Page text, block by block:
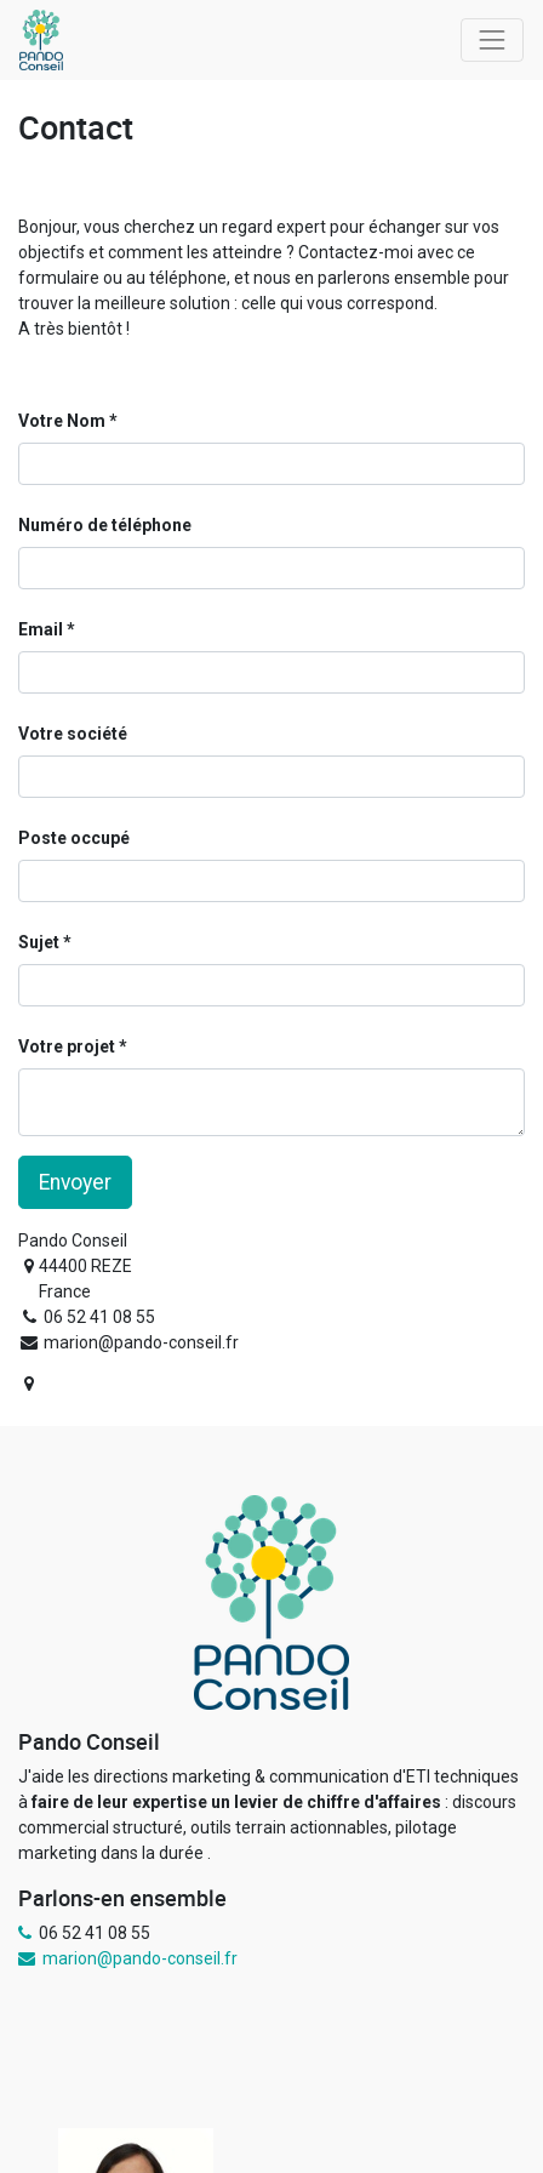
Contact
Bonjour, vous cherchez un regard expert pour échanger sur vos
objectifs et comment les atteindre ? Contactez-moi avec ce
formulaire ou au téléphone, et nous en parlerons ensemble pour
trouver la meilleure solution : celle qui vous correspond.
A très bientôt !
Votre Nom
Numéro de téléphone
Email
Votre société
Poste occupé
Sujet
Votre projet
Envoyer
Pando Conseil
44400 REZE
France
06 52 41 08 55
marion@pando-conseil.fr
Pando Conseil
J'aide les directions marketing & communication d'ETI techniques
àfaire de leur expertise un levier de chiffre d'affaires : discours
commercial structuré, outils terrain actionnables, pilotage
marketing dans la durée
Parlons-en ensemble
06 52 41 08 55
marion@pando-conseil.fr